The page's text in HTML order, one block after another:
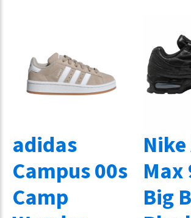
adidas
Campus 00s
Camp
Max
Big